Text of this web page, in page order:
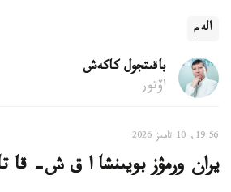
الەم
باقىتجول كاكەش
اۆتور
19:56, 10 تامىز 2026
يران ورمۋز بويىنشا ا ق ش- قا